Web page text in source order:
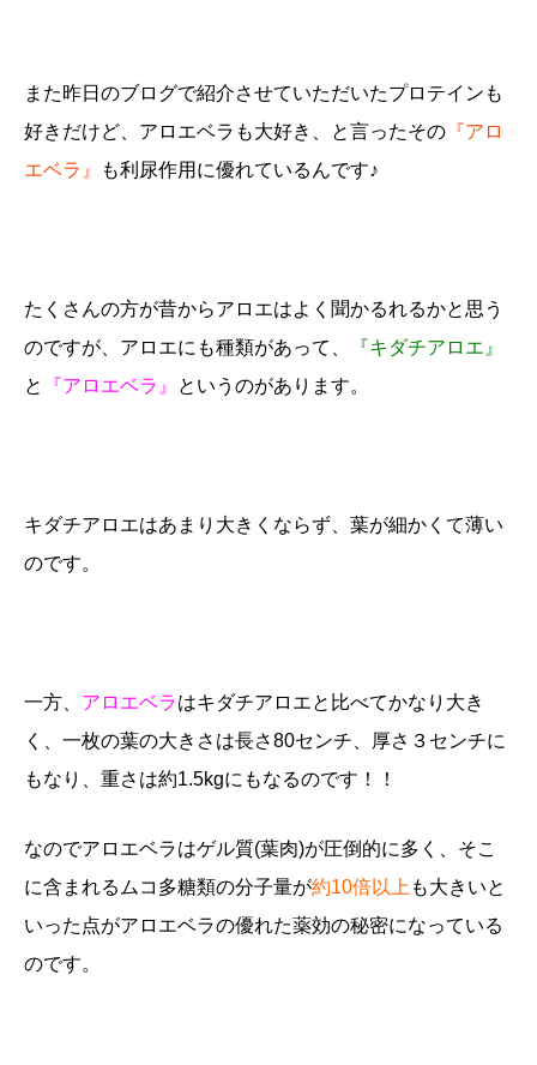
また昨日のブログで紹介させていただいたプロテインも
好きだけど、アロエベラも大好き、と言ったその 『アロ
エベラ』
も利尿作用に優れているんです♪
たくさんの方が昔からアロエはよく聞かるれるかと思う
のですが、アロエにも種類があって、
『キダチアロエ』
と
『アロエベラ』 というのがあります。
キダチアロエはあまり大きくならず、葉が細かくて薄い
のです。
一方、 アロエベラはキダチアロエと比べてかなり大き
く、一枚の葉の大きさは長さ80センチ、厚さ３センチに
もなり、重さは約1.5kgにもなるのです！！
なのでアロエベラはゲル質(葉肉)が圧倒的に多く、そこ
に含まれるムコ多糖類の分子量が約10倍以上 も大きいと
いった点がアロエベラの優れた薬効の秘密になっている
のです。